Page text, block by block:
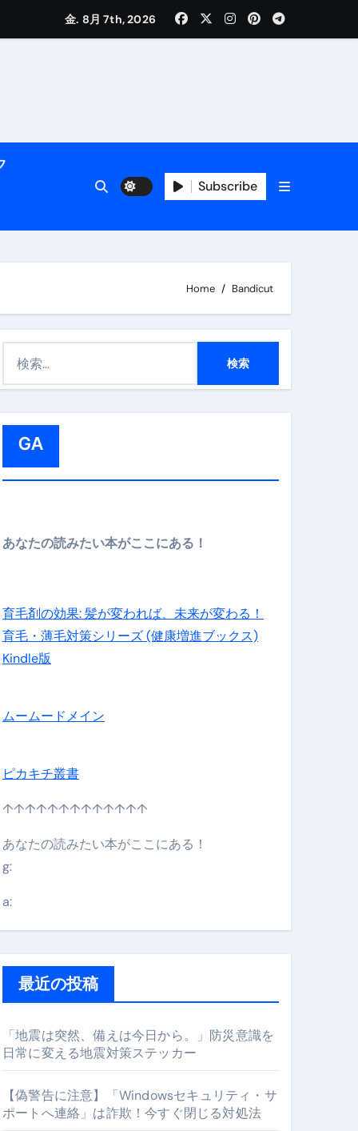
説
ン】
の先さらに貧しくなります。【 竹花貴騎 切り抜き 会社員
金. 8月 7th, 2026
Subscribe
Home Bandicut
GA
あなたの読みたい本がここにある！
育毛剤の効果: 髪が変われば、未来が変わる！
育毛・薄毛対策シリーズ (健康増進ブックス)
Kindle版
ムームードメイン
ピカキチ叢書
↑↑↑↑↑↑↑↑↑↑↑↑↑
あなたの読みたい本がここにある！
g:
a:
最近の投稿
「地震は突然、備えは今日から。」防災意識を
日常に変える地震対策ステッカー
【偽警告に注意】「Windowsセキュリティ・サ
ポートへ連絡」は詐欺！今すぐ閉じる対処法